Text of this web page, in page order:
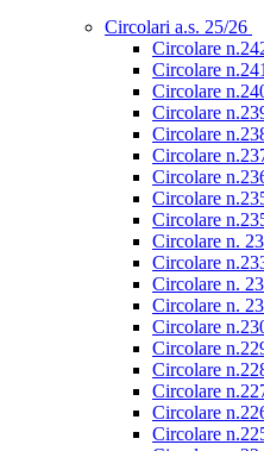
Circolari a.s. 25/26
Circolare
Circolare
Circolare
Circolare
Circolare
Circolare
Circolare
Circolare
Circolare
Circolare n.
Circolare
Circolare n.
Circolare n.
Circolare
Circolare
Circolare
Circolare
Circolare
Circolare